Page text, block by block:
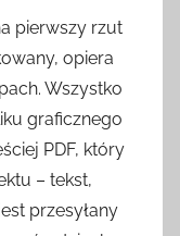
pierwszy rzut
opiera
Wszystko
graficznego
PDF, który
– tekst,
przesyłany